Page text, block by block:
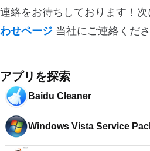
連絡をお待ちしております！次
わせページ 当社にご連絡くださ
アプリを探索
Baidu Cleaner
Windows Vista Service